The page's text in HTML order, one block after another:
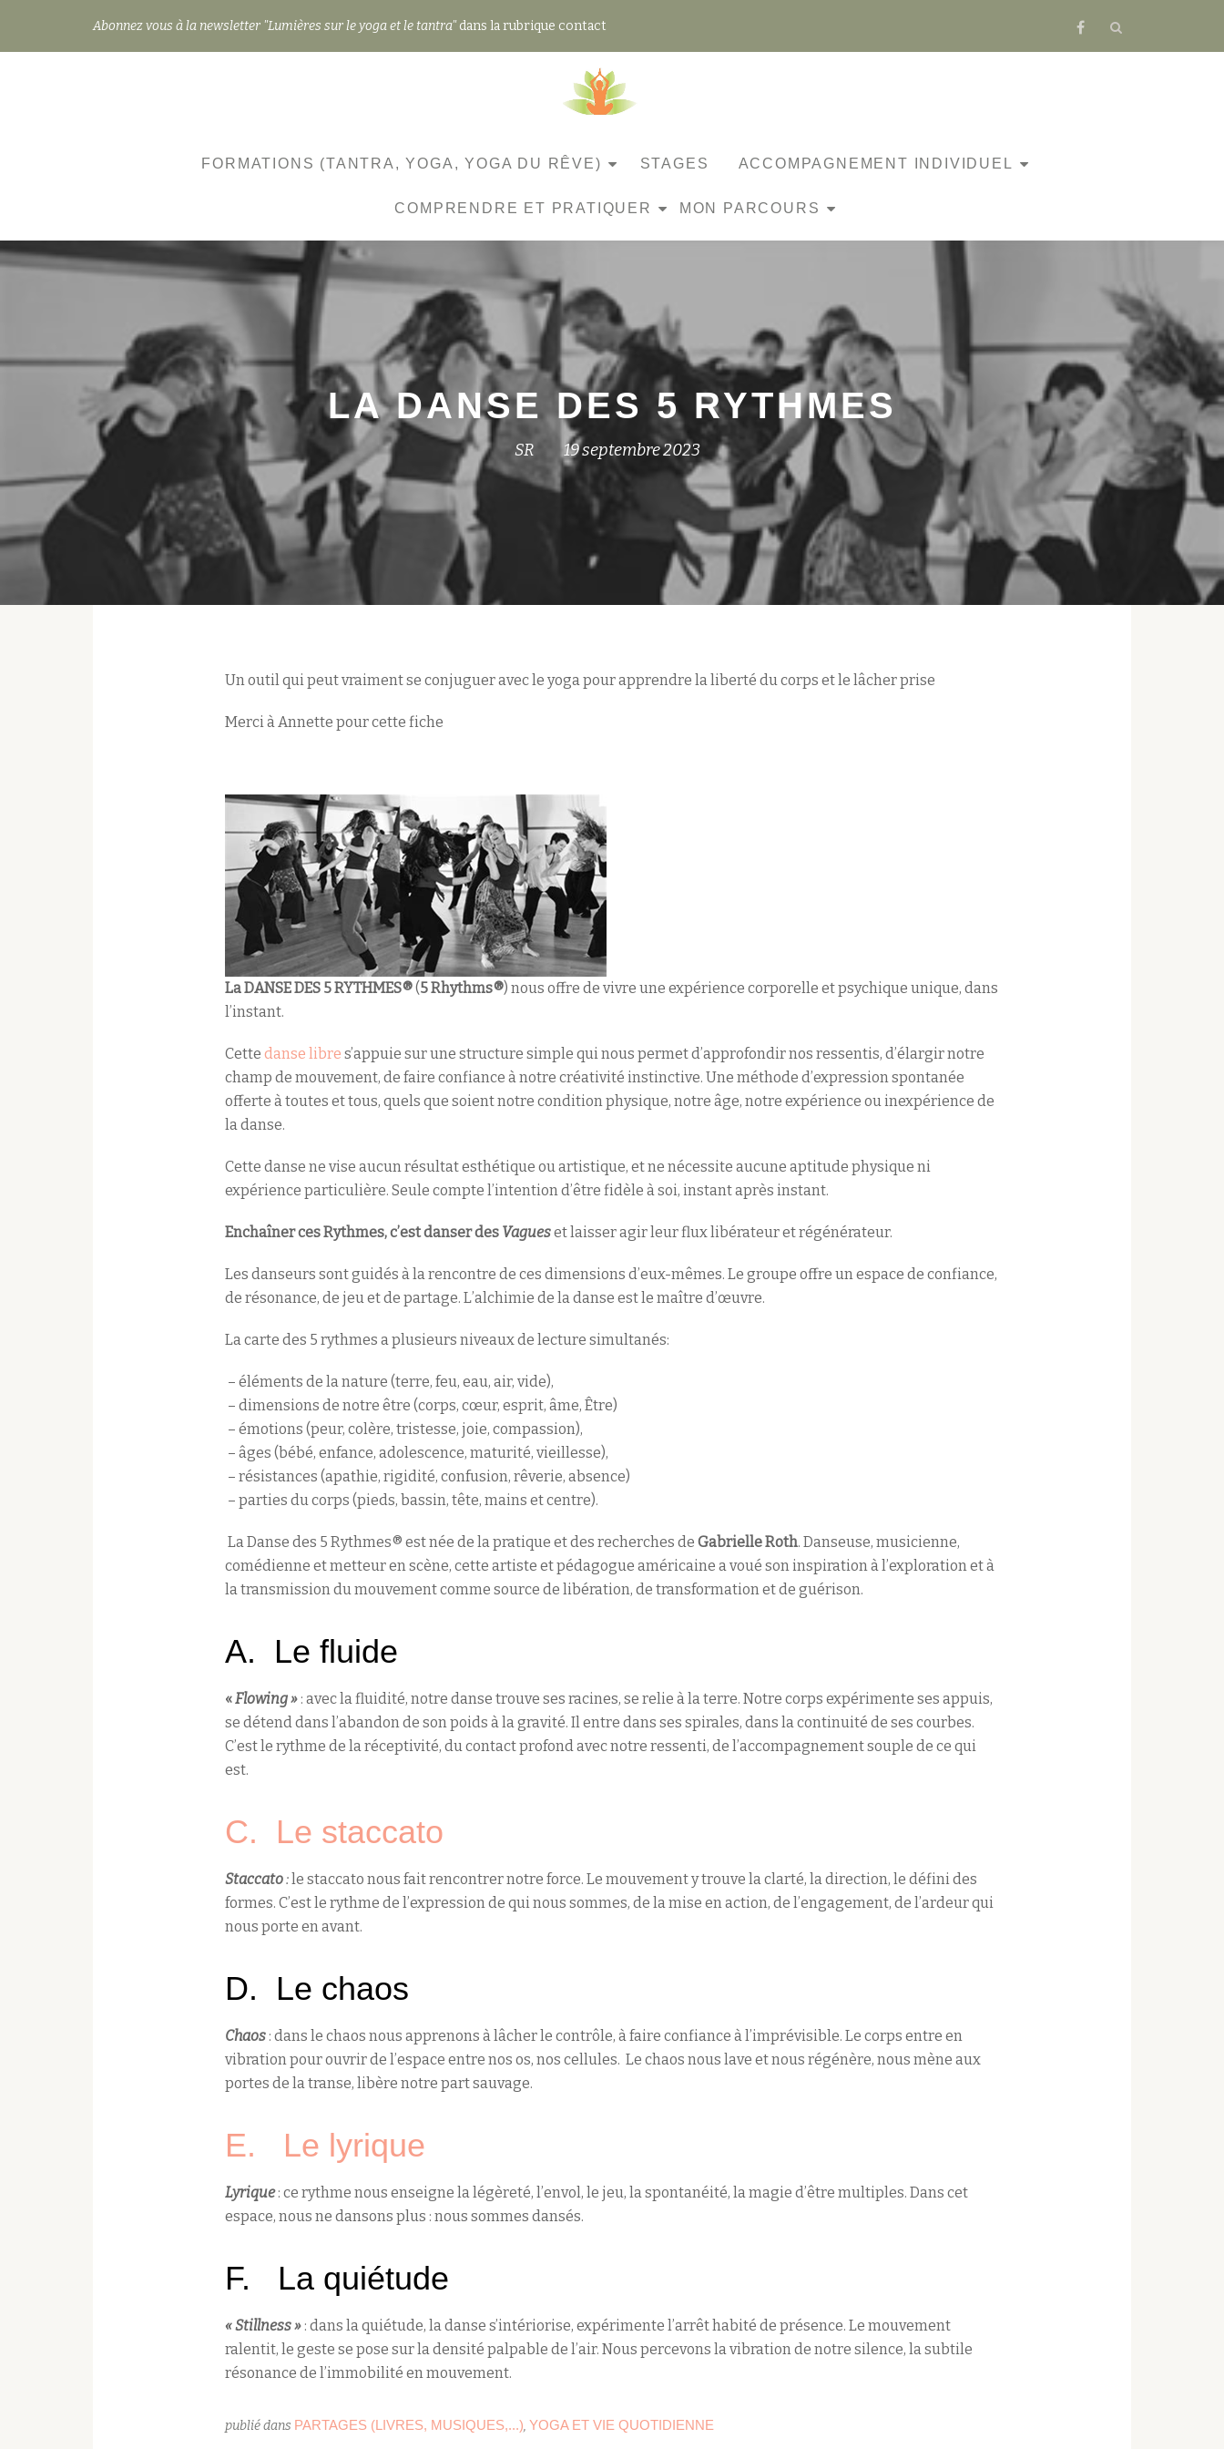
Aller
Abonnez vous à la newsletter "Lumières sur le yoga et le tantra"dans la rubrique contact
fa-
facebook
FORMATIONS (TANTRA, YOGA, YOGA DU RÊVE) STAGES ACCOMPAGNEMENT INDIVIDUEL
COMPRENDRE ET PRATIQUER MON PARCOURS
LA DANSE DES 5 RYTHMES
SR 19 septembre 2023
Un outil qui peut vraiment se conjuguer avec le yoga pour apprendre la liberté du corps et le lâcher prise
Merci à Annette pour cette fiche
LaDANSE DES 5 RYTHMES®(5 Rhythms®) nous offre de vivre une expérience corporelle et psychique unique, dans
l’instant.
Cette danse libre s’appuie sur une structure simple qui nous permet d’approfondir nos ressentis, d’élargir notre
champ de mouvement, de faire confiance à notre créativité instinctive. Une méthode d’expression spontanée
offerte à toutes et tous, quels que soient notre condition physique, notre âge, notre expérience ou inexpérience de
la danse.
Cette danse ne vise aucun résultat esthétique ou artistique, et ne nécessite aucune aptitude physique ni
expérience particulière. Seule compte l’intention d’être fidèle à soi, instant après instant.
Enchaîner ces Rythmes, c’est danser des Vagueset laisser agir leur flux libérateur et régénérateur.
Les danseurs sont guidés à la rencontre de ces dimensions d’eux-mêmes. Le groupe offre un espace de confiance,
de résonance, de jeu et de partage. L’alchimie de la danse est le maître d’œuvre.
La carte des 5 rythmes a plusieurs niveaux de lecture simultanés:
– éléments de la nature (terre, feu, eau, air, vide),
– dimensions de notre être (corps, cœur, esprit, âme, Être)
– émotions (peur, colère, tristesse, joie, compassion),
– âges (bébé, enfance, adolescence, maturité, vieillesse),
– résistances (apathie, rigidité, confusion, rêverie, absence)
– parties du corps (pieds, bassin, tête, mains et centre).
La Danse des 5 Rythmes® est née de la pratique et des recherches de Gabrielle Roth. Danseuse, musicienne,
comédienne et metteur en scène, cette artiste et pédagogue américaine a voué son inspiration à l’exploration et à
la transmission du mouvement comme source de libération, de transformation et de guérison.
A. Le fluide
«Flowing » : avec la fluidité, notre danse trouve ses racines, se relie à la terre. Notre corps expérimente ses appuis,
se détend dans l’abandon de son poids à la gravité. Il entre dans ses spirales, dans la continuité de ses courbes.
C’est le rythme de la réceptivité, du contact profond avec notre ressenti, de l’accompagnement souple de ce qui
est.
C. Le staccato
Staccato:le staccato nous fait rencontrer notre force. Le mouvement y trouve la clarté, la direction, le défini des
formes. C’est le rythme de l’expression de qui nous sommes, de la mise en action, de l’engagement, de l’ardeur qui
nous porte en avant.
D. Le chaos
Chaos : dans le chaos nous apprenons à lâcher le contrôle, à faire confiance à l’imprévisible. Le corps entre en
vibration pour ouvrir de l’espace entre nos os, nos cellules. Le chaos nous lave et nous régénère, nous mène aux
portes de la transe, libère notre part sauvage.
E. Le lyrique
Lyrique: ce rythme nous enseigne la légèreté, l’envol, le jeu, la spontanéité, la magie d’être multiples. Dans cet
espace, nous ne dansons plus : nous sommes dansés.
F. La quiétude
« Stillness » : dans la quiétude, la danse s’intériorise, expérimente l’arrêt habité de présence. Le mouvement
ralentit, le geste se pose sur la densité palpable de l’air. Nous percevons la vibration de notre silence, la subtile
résonance de l’immobilité en mouvement.
publié dans PARTAGES (LIVRES, MUSIQUES,...), YOGA ET VIE QUOTIDIENNE